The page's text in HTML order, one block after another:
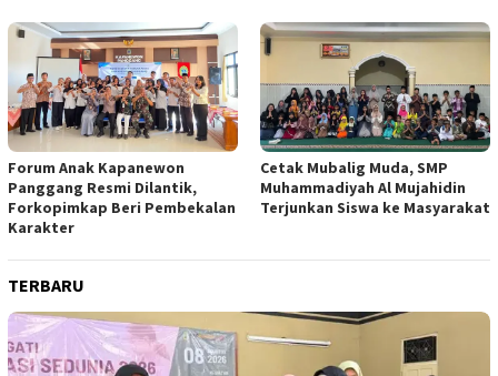
Forum Anak Kapanewon
Panggang Resmi Dilantik,
Forkopimkap Beri Pembekalan
Karakter
Cetak Mubalig Muda, SMP
Muhammadiyah Al Mujahidin
Terjunkan Siswa ke Masyarakat
TERBARU